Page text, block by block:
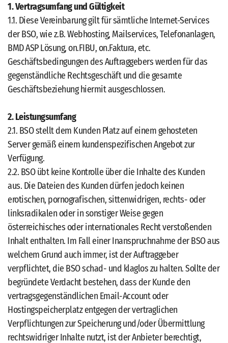
1. Vertragsumfang und Gültigkeit
1.1. Diese Vereinbarung gilt für sämtliche Internet-Services
der BSO, wie z.B. Webhosting, Mailservices, Telefonanlagen,
BMD ASP Lösung, on.FIBU, on.Faktura, etc.
Geschäftsbedingungen des Auftraggebers werden für das
gegenständliche Rechtsgeschäft und die gesamte
Geschäftsbeziehung hiermit ausgeschlossen.
2. Leistungsumfang
2.1. BSO stellt dem Kunden Platz auf einem gehosteten
Server gemäß einem kundenspezifischen Angebot zur
Verfügung.
2.2. BSO übt keine Kontrolle über die Inhalte des Kunden
aus. Die Dateien des Kunden dürfen jedoch keinen
erotischen, pornografischen, sittenwidrigen, rechts- oder
linksradikalen oder in sonstiger Weise gegen
österreichisches oder internationales Recht verstoßenden
Inhalt enthalten. Im Fall einer Inanspruchnahme der BSO aus
welchem Grund auch immer, ist der Auftraggeber
verpflichtet, die BSO schad- und klaglos zu halten. Sollte der
begründete Verdacht bestehen, dass der Kunde den
vertragsgegenständlichen Email-Account oder
Hostingspeicherplatz entgegen der vertraglichen
Verpflichtungen zur Speicherung und/oder Übermittlung
rechtswidriger Inhalte nutzt, ist der Anbieter berechtigt,